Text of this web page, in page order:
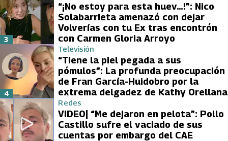
“¡No estoy para esta huev…!”: Nico
Solabarrieta amenazó con dejar
Volverías con tu Ex tras encontrón
con Carmen Gloria Arroyo
3
Televisión
“Tiene la piel pegada a sus
pómulos”: La profunda preocupación
de Fran García-Huidobro por la
extrema delgadez de Kathy Orellana
4
Redes
VIDEO| “Me dejaron en pelota”: Pollo
Castillo sufre el vaciado de sus
cuentas por embargo del CAE